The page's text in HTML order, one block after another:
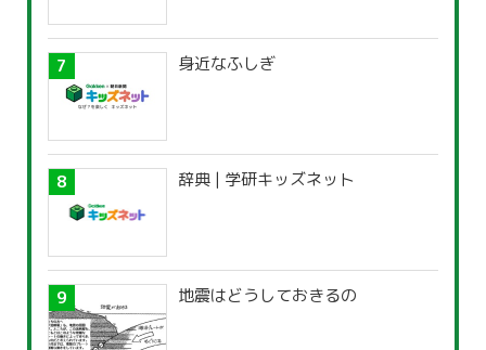
身近なふしぎ
辞典 | 学研キッズネット
地震はどうしておきるの